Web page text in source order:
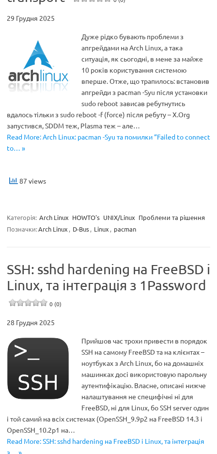
29 Грудня 2025
Дуже рідко бувають проблеми з
апгрейдами на Arch Linux, а така
ситуація, як сьогодні, в мене за майже
10 років користування системою
вперше. Отже, що трапилось: встановив
апгрейди з pacman -Syu після установки
sudo reboot зависав ребутнутись
вдалось тільки з sudo reboot -f (force) після ребуту – X.Org
запустився, SDDM теж, Plasma теж – але…
Read More: Arch Linux: pacman -Syu та помилки “Failed to connect
to… »
87 views
Категорія: Arch Linux HOWTO's UNIX/Linux Проблеми та рішення
Позначки:Arch Linux , D-Bus, Linux , pacman
SSH: sshd hardening на FreeBSD і
Linux, та інтеграція з 1Password
0 (0)
28 Грудня 2025
Прийшов час трохи привести в порядок
SSH на самому FreeBSD та на клієнтах –
ноутбуках з Arch Linux, бо на домашніх
машинках досі використовую парольну
аутентифікацію. Власне, описані нижче
налаштування не специфічні ні для
FreeBSD, ні для Linux, бо SSH server один
і той самий на всіх системах (OpenSSH_9.9p2 на FreeBSD 14.3 і
OpenSSH_10.2p1 на…
Read More: SSH: sshd hardening на FreeBSD і Linux, та інтеграція
з… »